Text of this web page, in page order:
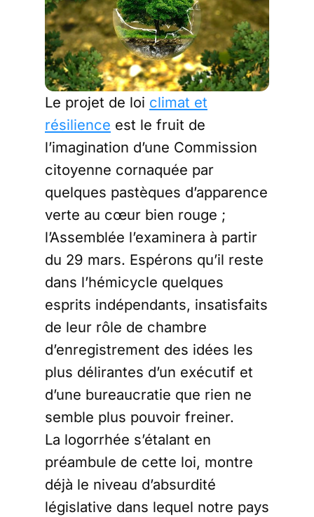
Le projet de loi climat et
résilience est le fruit de
l’imagination d’une Commission
citoyenne cornaquée par
quelques pastèques d’apparence
verte au cœur bien rouge ;
l’Assemblée l’examinera à partir
du 29 mars. Espérons qu’il reste
dans l’hémicycle quelques
esprits indépendants, insatisfaits
de leur rôle de chambre
d’enregistrement des idées les
plus délirantes d’un exécutif et
d’une bureaucratie que rien ne
semble plus pouvoir freiner.
La logorrhée s’étalant en
préambule de cette loi, montre
déjà le niveau d’absurdité
législative dans lequel notre pays